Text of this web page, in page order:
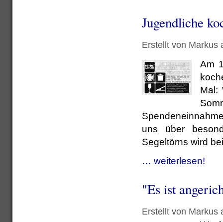
Jugendliche
Erstellt von Markus
Am
Mal:
uns über
Segeltörns wird
… weiterlesen!
"Es ist
Erstellt von Markus